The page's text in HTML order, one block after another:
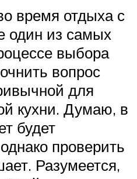
время отдыха с
один из самых
выбора
вопрос
для
кухни. Думаю, в
будет
проверить
Разумеется,